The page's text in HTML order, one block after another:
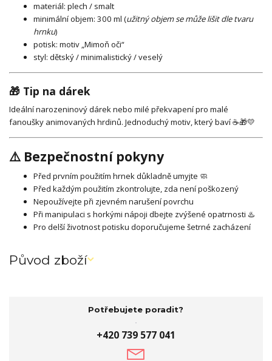
materiál: plech / smalt
minimální objem: 300 ml (užitný objem se může lišit dle tvaru
hrnku)
potisk: motiv „Mimoň oči“
styl: dětský / minimalistický / veselý
🎁 Tip na dárek
Ideální narozeninový dárek nebo milé překvapení pro malé
fanoušky animovaných hrdinů. Jednoduchý motiv, který baví ☕🎁💛
⚠️ Bezpečnostní pokyny
Před prvním použitím hrnek důkladně umyjte 🧼
Před každým použitím zkontrolujte, zda není poškozený
Nepoužívejte při zjevném narušení povrchu
Při manipulaci s horkými nápoji dbejte zvýšené opatrnosti ♨️
Pro delší životnost potisku doporučujeme šetrné zacházení
Původ zboží
Potřebujete poradit?
+420 739 577 041